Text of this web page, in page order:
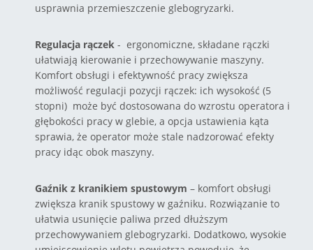
usprawnia przemieszczenie glebogryzarki.
Regulacja rączek - ergonomiczne, składane rączki
ułatwiają kierowanie i przechowywanie maszyny.
Komfort obsługi i efektywność pracy zwiększa
możliwość regulacji pozycji rączek: ich wysokość (5
stopni) może być dostosowana do wzrostu operatora i
głębokości pracy w glebie, a opcja ustawienia kąta
sprawia, że operator może stale nadzorować efekty
pracy idąc obok maszyny.
Gaźnik z kranikiem spustowym – komfort obsługi
zwiększa kranik spustowy w gaźniku. Rozwiązanie to
ułatwia usunięcie paliwa przed dłuższym
przechowywaniem glebogryzarki. Dodatkowo, wysokie